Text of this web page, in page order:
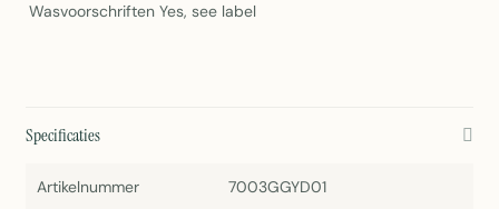
Wasvoorschriften Yes, see label
Specificaties
Artikelnummer 7003GGYD01